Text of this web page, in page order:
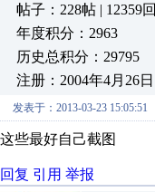
帖子：228帖 | 12359回
年度积分：2963
历史总积分：29795
注册：2004年4月26日
发表于：2013-03-23 15:05:51
这些最好自己截图
回复 引用 举报